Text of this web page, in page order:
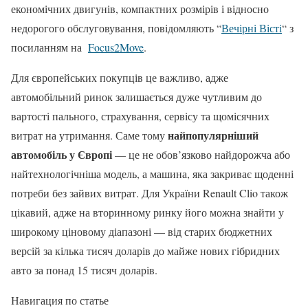
економічних двигунів, компактних розмірів і відносно
недорогого обслуговування, повідомляють “Вечірні Вісті“ з
посиланням на Focus2Move.
Для європейських покупців це важливо, адже
автомобільний ринок залишається дуже чутливим до
вартості пального, страхування, сервісу та щомісячних
витрат на утримання. Саме томунайпопулярніший
автомобіль у Європі— це не обов’язково найдорожча або
найтехнологічніша модель, а машина, яка закриває щоденні
потреби без зайвих витрат. Для України Renault Clio також
цікавий, адже на вторинному ринку його можна знайти у
широкому ціновому діапазоні — від старих бюджетних
версій за кілька тисяч доларів до майже нових гібридних
авто за понад 15 тисяч доларів.
Навигация по статье